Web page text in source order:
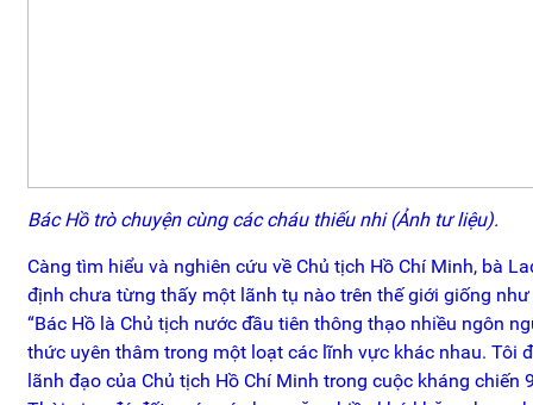
Bác Hồ trò chuyện cùng các cháu thiếu nhi (Ảnh tư liệu).
Càng tìm hiểu và nghiên cứu về Chủ tịch Hồ Chí Minh, bà
định chưa từng thấy một lãnh tụ nào trên thế giới giống
“Bác Hồ là Chủ tịch nước đầu tiên thông thạo nhiều ngôn
thức uyên thâm trong một loạt các lĩnh vực khác nhau. Tôi
lãnh đạo của Chủ tịch Hồ Chí Minh trong cuộc kháng chiến